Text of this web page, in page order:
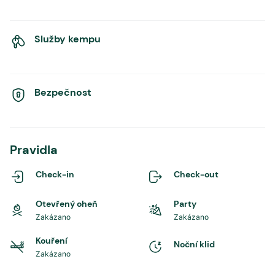
Služby kempu
Bezpečnost
Pravidla
Check-in Check-out
Otevřený oheň
Zakázano
Party
Zakázano
Kouření
Zakázano
Noční klid